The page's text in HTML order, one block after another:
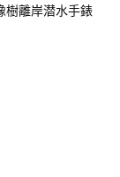
樹離岸潜水手錶